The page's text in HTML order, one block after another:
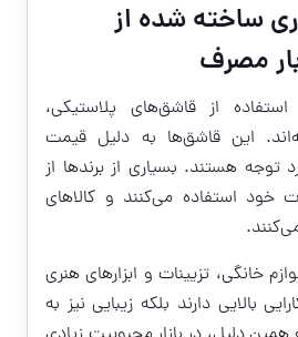
ساخته شده از
مصرف
از قاشق‌های پلاستیکی،
این قاشق‌ها به دلیل قیمت
هستند. بسیاری از برندها از
خود استفاده می‌کنند و کالاهای
خانگی، تزیینات و ابزارهای هنری
بالایی دارند بلکه زیبایی نیز به